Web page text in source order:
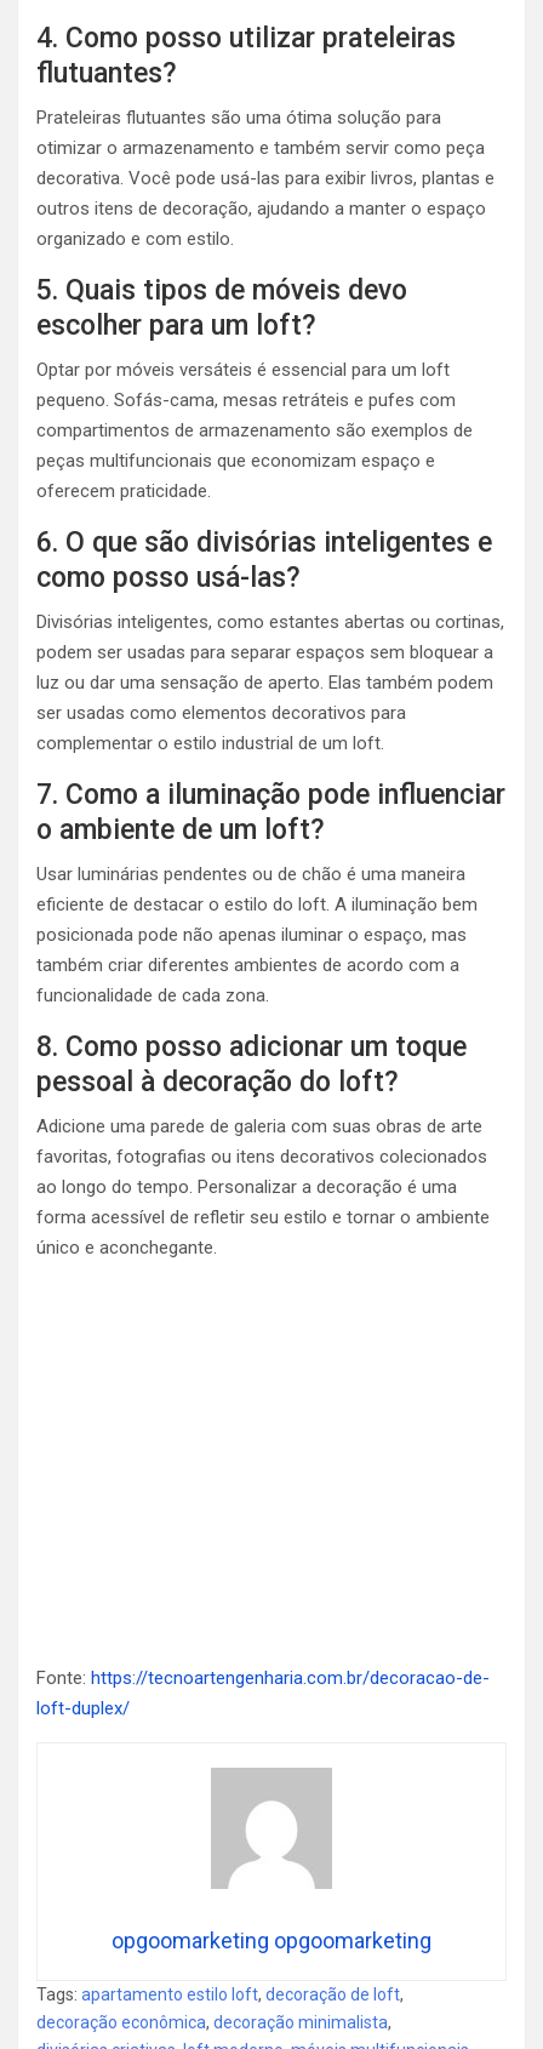
4. Como posso utilizar prateleiras
flutuantes?
Prateleiras flutuantes são uma ótima solução para
otimizar o armazenamento e também servir como peça
decorativa. Você pode usá-las para exibir livros, plantas e
outros itens de decoração, ajudando a manter o espaço
organizado e com estilo.
5. Quais tipos de móveis devo
escolher para um loft?
Optar por móveis versáteis é essencial para um loft
pequeno. Sofás-cama, mesas retráteis e pufes com
compartimentos de armazenamento são exemplos de
peças multifuncionais que economizam espaço e
oferecem praticidade.
6. O que são divisórias inteligentes e
como posso usá-las?
Divisórias inteligentes, como estantes abertas ou cortinas,
podem ser usadas para separar espaços sem bloquear a
luz ou dar uma sensação de aperto. Elas também podem
ser usadas como elementos decorativos para
complementar o estilo industrial de um loft.
7. Como a iluminação pode influenciar
o ambiente de um loft?
Usar luminárias pendentes ou de chão é uma maneira
eficiente de destacar o estilo do loft. A iluminação bem
posicionada pode não apenas iluminar o espaço, mas
também criar diferentes ambientes de acordo com a
funcionalidade de cada zona.
8. Como posso adicionar um toque
pessoal à decoração do loft?
Adicione uma parede de galeria com suas obras de arte
favoritas, fotografias ou itens decorativos colecionados
ao longo do tempo. Personalizar a decoração é uma
forma acessível de refletir seu estilo e tornar o ambiente
único e aconchegante.
Fonte: https://tecnoartengenharia.com.br/decoracao-de-
loft-duplex/
opgoomarketing opgoomarketing
Tags: apartamento estilo loft, decoração de loft,
decoração econômica, decoração minimalista,